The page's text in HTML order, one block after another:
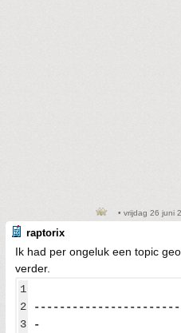
• vrijdag 26 juni
raptorix
Ik had per ongeluk een topic
verder.
1
2
3
ds
-